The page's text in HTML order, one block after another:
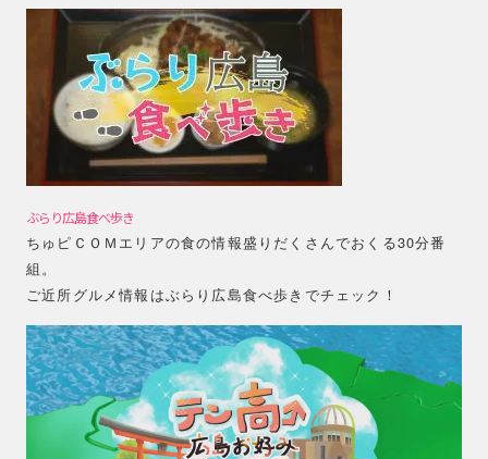
ぶらり広島食べ歩き
ちゅピＣＯＭエリアの食の情報盛りだくさんでおくる30分番
組。
ご近所グルメ情報はぶらり広島食べ歩きでチェック！